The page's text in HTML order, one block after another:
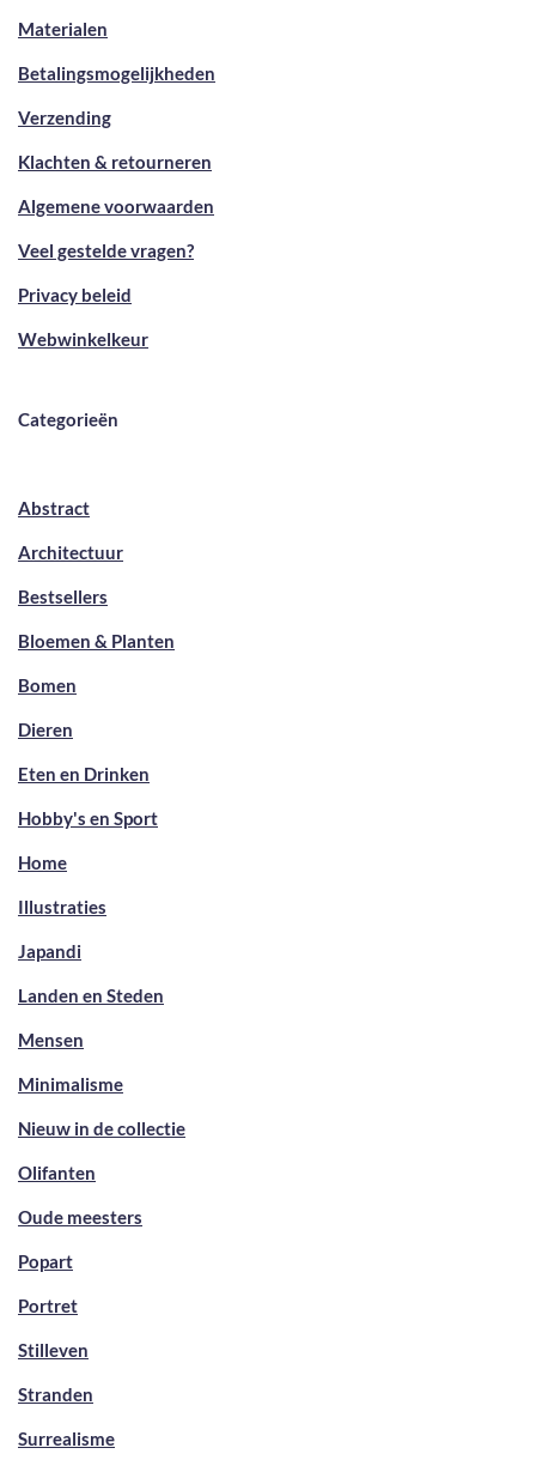
Materialen
Betalingsmogelijkheden
Verzending
Klachten & retourneren
Algemene voorwaarden
Veel gestelde vragen?
Privacy beleid
Webwinkelkeur
Categorieën
Abstract
Architectuur
Bestsellers
Bloemen & Planten
Bomen
Dieren
Eten en Drinken
Hobby's en Sport
Home
Illustraties
Japandi
Landen en Steden
Mensen
Minimalisme
Nieuw in de collectie
Olifanten
Oude meesters
Popart
Portret
Stilleven
Stranden
Surrealisme